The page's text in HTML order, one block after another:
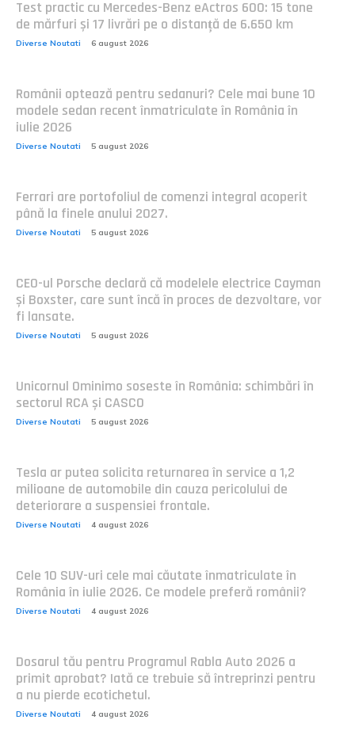
Test practic cu Mercedes-Benz eActros 600: 15 tone
de mărfuri și 17 livrări pe o distanță de 6.650 km
Diverse Noutati 6 august 2026
Românii optează pentru sedanuri? Cele mai bune 10
modele sedan recent înmatriculate în România în
iulie 2026
Diverse Noutati 5 august 2026
Ferrari are portofoliul de comenzi integral acoperit
până la finele anului 2027.
Diverse Noutati 5 august 2026
CEO-ul Porsche declară că modelele electrice Cayman
și Boxster, care sunt încă în proces de dezvoltare, vor
fi lansate.
Diverse Noutati 5 august 2026
Unicornul Ominimo soseste în România: schimbări în
sectorul RCA și CASCO
Diverse Noutati 5 august 2026
Tesla ar putea solicita returnarea în service a 1,2
milioane de automobile din cauza pericolului de
deteriorare a suspensiei frontale.
Diverse Noutati 4 august 2026
Cele 10 SUV-uri cele mai căutate înmatriculate în
România în iulie 2026. Ce modele preferă românii?
Diverse Noutati 4 august 2026
Dosarul tău pentru Programul Rabla Auto 2026 a
primit aprobat? Iată ce trebuie să întreprinzi pentru
a nu pierde ecotichetul.
Diverse Noutati 4 august 2026